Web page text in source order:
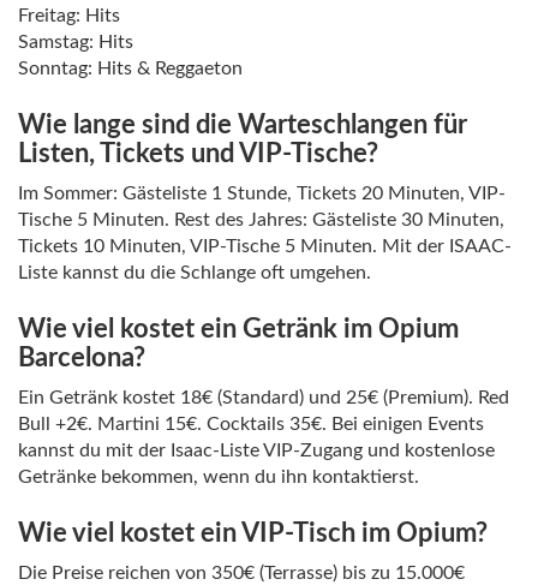
Freitag: Hits
Samstag: Hits
Sonntag: Hits & Reggaeton
Wie lange sind die Warteschlangen für
Listen, Tickets und VIP-Tische?
Im Sommer: Gästeliste 1 Stunde, Tickets 20 Minuten, VIP-
Tische 5 Minuten. Rest des Jahres: Gästeliste 30 Minuten,
Tickets 10 Minuten, VIP-Tische 5 Minuten. Mit der ISAAC-
Liste kannst du die Schlange oft umgehen.
Wie viel kostet ein Getränk im Opium
Barcelona?
Ein Getränk kostet 18€ (Standard) und 25€ (Premium). Red
Bull +2€. Martini 15€. Cocktails 35€. Bei einigen Events
kannst du mit der Isaac-Liste VIP-Zugang und kostenlose
Getränke bekommen, wenn du ihn kontaktierst.
Wie viel kostet ein VIP-Tisch im Opium?
Die Preise reichen von 350€ (Terrasse) bis zu 15.000€